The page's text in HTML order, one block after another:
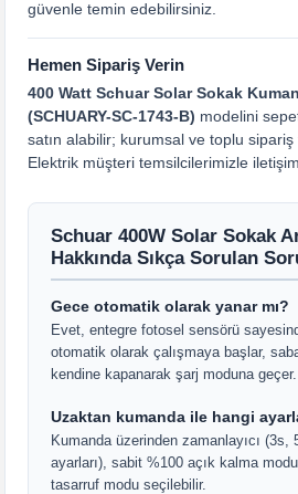
güvenle temin edebilirsiniz.
Hemen Sipariş Verin
400 Watt Schuar Solar Sokak
(SCHUARY-SC-1743-B) modelini
satın alabilir; kurumsal ve toplu
Elektrik müşteri temsilcilerimizle
Schuar 400W Solar Sokak
Hakkında Sıkça Sorulan
Gece otomatik olarak yanar mı?
Evet, entegre fotosel sensörü
otomatik olarak çalışmaya başlar,
kendine kapanarak şarj moduna geçer.
Uzaktan kumanda ile hangi
Kumanda üzerinden zamanlayıcı
ayarları), sabit %100 açık kalma
tasarruf modu seçilebilir.